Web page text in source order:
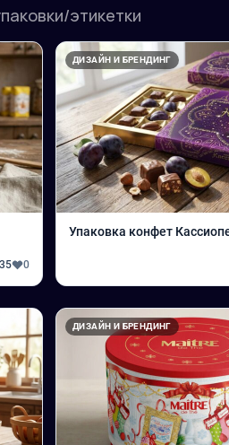
этикетки
0
ДИЗАЙН И БРЕНДИНГ
Упаковка конфет
ДИЗАЙН И БРЕНДИНГ